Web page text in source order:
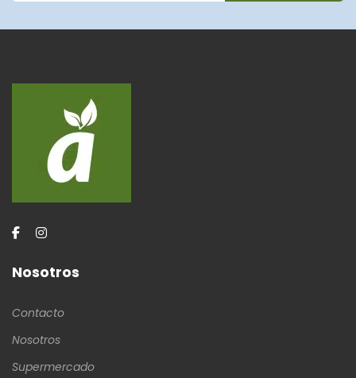
Nosotros
Contacto
Nosotros
Supermercado